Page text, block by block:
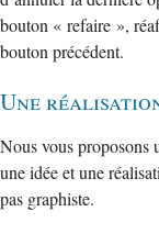
bouton « refaire »,
bouton précédent.
Une
Nous vous proposons
une idée et une
pas graphiste.